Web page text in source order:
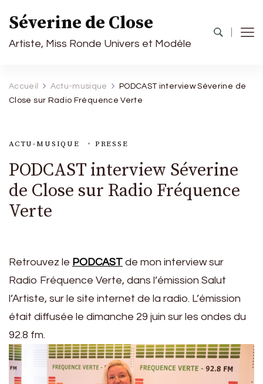
Séverine de Close
Artiste, Miss Ronde Univers et Modèle
Accueil Actu-musique
PODCAST interview Séverine de
Close sur Radio Fréquence Verte
ACTU-MUSIQUE PRESSE
PODCAST interview Séverine
de Close sur Radio Fréquence
Verte
Retrouvez le PODCAST de mon interview sur
Radio Fréquence Verte, dans l’émission Salut
l’Artiste, sur le site internet de la radio. L’émission
était diffusée le dimanche 29 juin sur les ondes du
92.8 fm.